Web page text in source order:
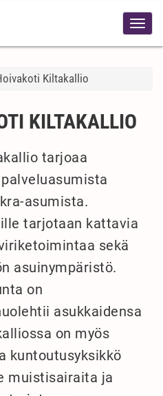
Kiltakallio
KILTAKALLIO
tarjoaa
asumista.
tarjotaan kattavia
sekä
asuinympäristö.
on
asukkaidensa
on myös
kuntoutusyksikkö
muistisairaita ja